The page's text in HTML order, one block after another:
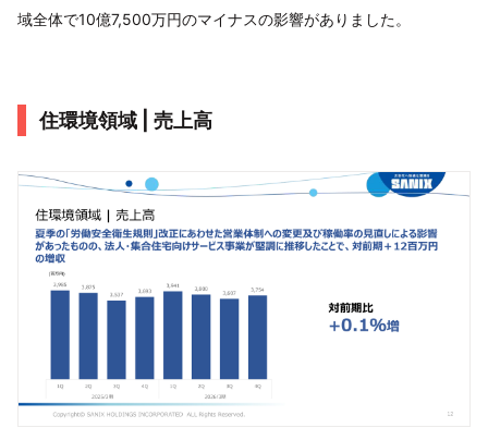
域全体で10億7,500万円のマイナスの影響がありました。
住環境領域 | 売上高